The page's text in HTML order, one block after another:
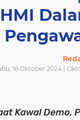
16 Oktober 2024 |
Kawal Demo,